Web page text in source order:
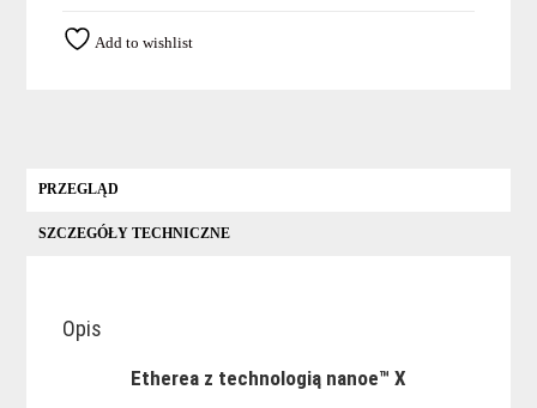
CS- Add to wishlist
PRZEGLĄD
SZCZEGÓŁY TECHNICZNE
Opis
Etherea z technologią nanoe™ X